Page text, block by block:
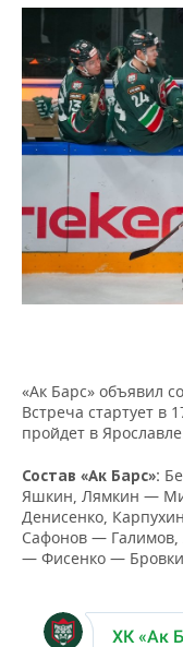
ВУЗЫ
КОМУ
ТОРГОВЫЕ
ТАТАРСТАНА
БАНКИ
БЮДЖЕТ
ИНВЕСТИЦИИ
АГРОПРОМ
НЕФТЬ
ОПК
НОВОСТИ
АВТО
НОВОСТИ АВТО
БИЗНЕС
НОВОСТИ
РОЗНИЧНАЯ
ТРАНСПОРТ
УСЛУГИ
ТЕХНОЛОГИИ
НОВОСТИ
IT
МЕДИА
МЕРОПРИЯТИЯ
НОВОСТИ
ВЫЕЗДНАЯ
ONLINE-
СПОРТ
НОВОСТИ
ХОККЕЙ
ВОЛЕЙБОЛ
КИБЕРСПОРТ
ОБЩЕСТВО
ВЛАСТЬ
ИСТОРИЯ
КУЛЬТУРА
СЮЖЕТЫ
СПИСОК ПЕРСОН
СПИСОК
ПОЛНАЯ ВЕРСИЯ
«Ак Барс» объявил
Встреча стартует в
пройдет в
Состав «Ак Барс»:
Яшкин, Лямкин —
Денисенко,
Сафонов —
— Фисенко —